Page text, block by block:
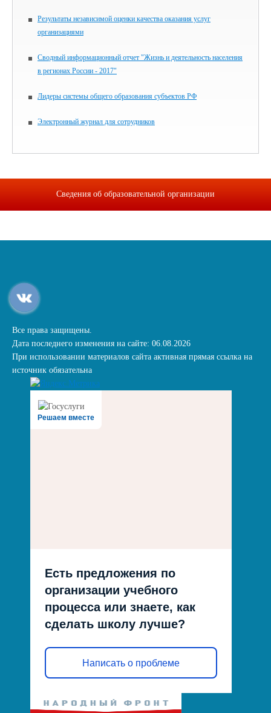
Результаты независимой оценки качества оказания услуг
организациями
Сводный информационный отчет "Жизнь и деятельность населения
в регионах России - 2017"
Лидеры системы общего образования субъектов РФ
Электронный журнал для сотрудников
Сведения об образовательной организации
Все права защищены.
Дата последнего изменения на сайте: 06.08.2026
При использовании материалов сайта активная прямая ссылка на
источник обязательна
Решаем вместе
Есть предложения по
организации учебного
процесса или знаете, как
сделать школу лучше?
Написать о проблеме